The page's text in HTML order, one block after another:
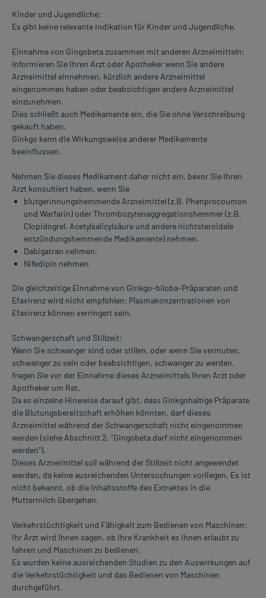
Kinder und Jugendliche:
Es gibt keine relevante Indikation für Kinder und Jugendliche.
Einnahme von Gingobeta zusammen mit anderen Arzneimitteln:
Informieren Sie Ihren Arzt oder Apotheker wenn Sie andere
Arzneimittel einnehmen, kürzlich andere Arzneimittel
eingenommen haben oder beabsichtigen andere Arzneimittel
einzunehmen.
Dies schließt auch Medikamente ein, die Sie ohne Verschreibung
gekauft haben.
Ginkgo kann die Wirkungsweise anderer Medikamente
beeinflussen.
Nehmen Sie dieses Medikament daher nicht ein, bevor Sie Ihren
Arzt konsultiert haben, wenn Sie
blutgerinnungshemmende Arzneimittel (z.B. Phenprocoumon
und Warfarin) oder Thrombozytenaggregationshemmer (z.B.
Clopidogrel, Acetylsalicylsäure und andere nichtsteroidale
entzündungshemmende Medikamente) nehmen.
Dabigatran nehmen.
Nifedipin nehmen.
Die gleichzeitige Einnahme von Ginkgo-biloba-Präparaten und
Efavirenz wird nicht empfohlen; Plasmakonzentrationen von
Efavirenz können verringert sein.
Schwangerschaft und Stillzeit:
Wenn Sie schwanger sind oder stillen, oder wenn Sie vermuten,
schwanger zu sein oder beabsichtigen, schwanger zu werden,
fragen Sie vor der Einnahme dieses Arzneimittels Ihren Arzt oder
Apotheker um Rat.
Da es einzelne Hinweise darauf gibt, dass Ginkgohaltige Präparate
die Blutungsbereitschaft erhöhen könnten, darf dieses
Arzneimittel während der Schwangerschaft nicht eingenommen
werden (siehe Abschnitt 2. "Gingobeta darf nicht eingenommen
werden").
Dieses Arzneimittel soll während der Stillzeit nicht angewendet
werden, da keine ausreichenden Untersuchungen vorliegen. Es ist
nicht bekannt, ob die Inhaltsstoffe des Extraktes in die
Muttermilch übergehen.
Verkehrstüchtigkeit und Fähigkeit zum Bedienen von Maschinen:
Ihr Arzt wird Ihnen sagen, ob Ihre Krankheit es Ihnen erlaubt zu
fahren und Maschinen zu bedienen.
Es wurden keine ausreichenden Studien zu den Auswirkungen auf
die Verkehrstüchtigkeit und das Bedienen von Maschinen
durchgeführt.